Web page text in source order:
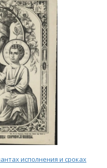
исполнения и сроках